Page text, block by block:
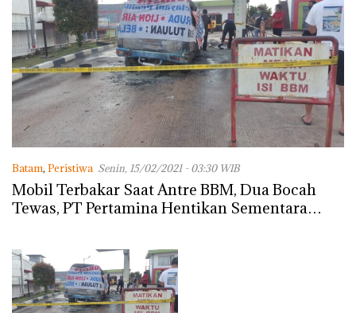
Batam, Peristiwa Senin, 15/02/2021 - 03:30 WIB
Mobil Terbakar Saat Antre BBM, Dua Bocah
Tewas, PT Pertamina Hentikan Sementara